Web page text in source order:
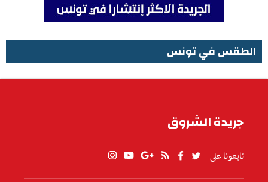
الطقس في تونس
جريدة الشروق
تابعونا على